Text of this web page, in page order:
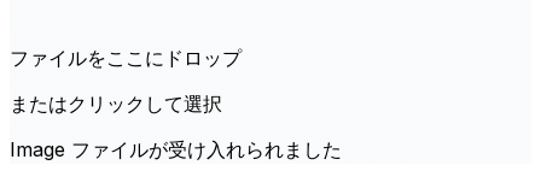
ファイルをここにドロップ
またはクリックして選択
Image ファイルが受け入れられました